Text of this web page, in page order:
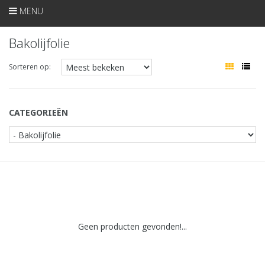
MENU
Bakolijfolie
Sorteren op:
CATEGORIEËN
Geen producten gevonden!...